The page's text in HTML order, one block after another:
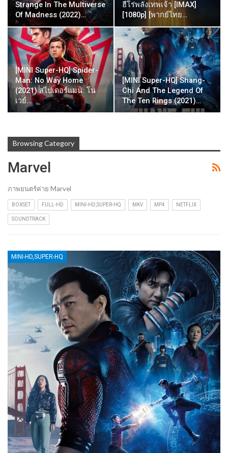
Strange In The Multiverse
Of Madness (2022)…
ฮีโร่พลังเทพเจ้า [IMAX]
[1080p] [พากย์ไทย…
[MINI Super-HQ] Spider-
Man: No Way Home
(2021) สไปเดอร์แมน: โน
เวย์…
[MINI Super-HQ] Shang-
Chi And The Legend Of
The Ten Rings (2021)…
Browsing Category
Marvel
ภาพยนตร์ค่าย Marvel
BOXSET FULL-HD MINI-HD,SUPER-HQ MKV MP4 NETFLIX
SOUNDTRACK
MINI-HD,SUPER-HQ